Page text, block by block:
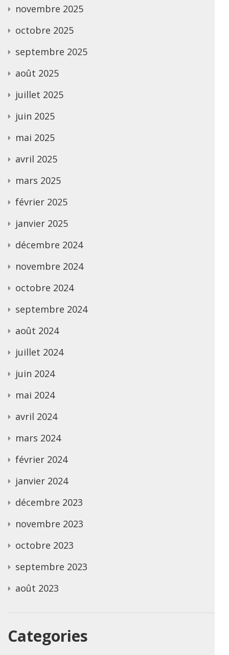
novembre 2025
octobre 2025
septembre 2025
août 2025
juillet 2025
juin 2025
mai 2025
avril 2025
mars 2025
février 2025
janvier 2025
décembre 2024
novembre 2024
octobre 2024
septembre 2024
août 2024
juillet 2024
juin 2024
mai 2024
avril 2024
mars 2024
février 2024
janvier 2024
décembre 2023
novembre 2023
octobre 2023
septembre 2023
août 2023
Categories